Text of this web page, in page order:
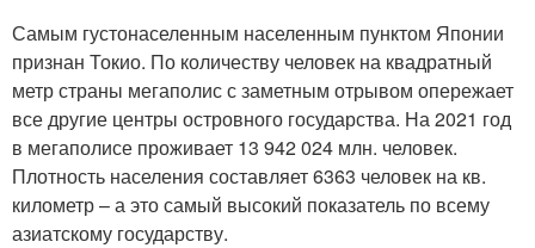
Самым густонаселенным населенным пунктом Японии
признан Токио. По количеству человек на квадратный
метр страны мегаполис с заметным отрывом опережает
все другие центры островного государства. На 2021 год
в мегаполисе проживает 13 942 024 млн. человек.
Плотность населения составляет 6363 человек на кв.
километр – а это самый высокий показатель по всему
азиатскому государству.